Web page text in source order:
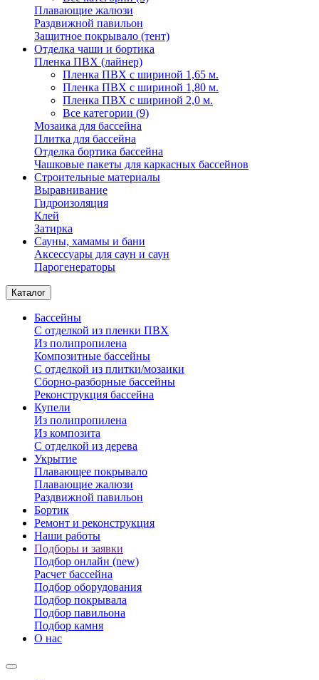
Плавающие жалюзи
Раздвижной павильон
Защитное покрывало (тент)
Отделка чаши и бортика
Пленка ПВХ (лайнер)
Пленка ПВХ с шириной 1,65 м.
Пленка ПВХ с шириной 1,80 м.
Пленка ПВХ с шириной 2,0 м.
Все категории (9)
Мозаика для бассейна
Плитка для бассейна
Отделка бортика бассейна
Чашковые пакеты для каркасных бассейнов
Строительные материалы
Выравнивание
Гидроизоляция
Клей
Затирка
Сауны, хамамы и бани
Аксессуары для саун и саун
Парогенераторы
Каталог
Бассейны
С отделкой из пленки ПВХ
Из полипропилена
Композитные бассейны
С отделкой из плитки/мозаики
Сборно-разборные бассейны
Реконструкция бассейна
Купели
Из полипропилена
Из композита
С отделкой из дерева
Укрытие
Плавающее покрывало
Плавающие жалюзи
Раздвижной павильон
Бортик
Ремонт и реконструкция
Наши работы
Подборы и заявки
Подбор онлайн (new)
Расчет бассейна
Подбор оборудования
Подбор покрывала
Подбор павильона
Подбор камня
О нас